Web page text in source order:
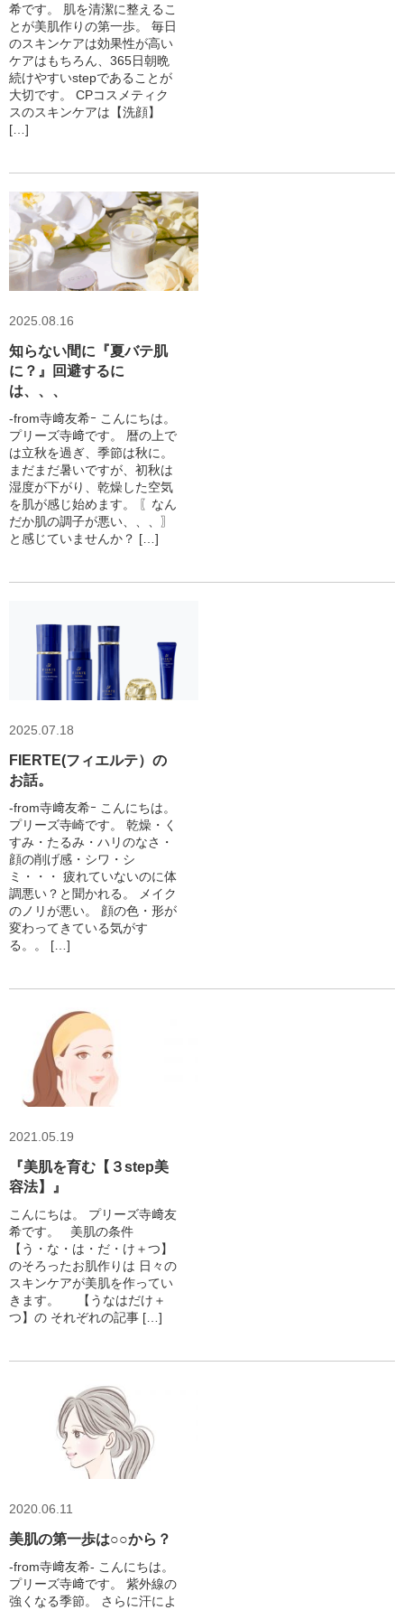
希です。 肌を清潔に整えるこ
とが美肌作りの第一歩。 毎日
のスキンケアは効果性が高い
ケアはもちろん、365日朝晩
続けやすいstepであることが
大切です。 CPコスメティク
スのスキンケアは【洗顔】
[…]
2025.08.16
知らない間に『夏バテ肌
に？』回避するに
は、、、
-from寺﨑友希ｰ こんにちは。
プリーズ寺﨑です。 暦の上で
は立秋を過ぎ、季節は秋に。
まだまだ暑いですが、初秋は
湿度が下がり、乾燥した空気
を肌が感じ始めます。 〖なん
だか肌の調子が悪い、、、〗
と感じていませんか？ […]
2025.07.18
FIERTE(フィエルテ）の
お話。
-from寺﨑友希ｰ こんにちは。
プリーズ寺崎です。 乾燥・く
すみ・たるみ・ハリのなさ・
顔の削げ感・シワ・シ
ミ・・・ 疲れていないのに体
調悪い？と聞かれる。 メイク
のノリが悪い。 顔の色・形が
変わってきている気がす
る。。 […]
2021.05.19
『美肌を育む【３step美
容法】』
こんにちは。 プリーズ寺﨑友
希です。 美肌の条件
【う・な・は・だ・け＋つ】
のそろったお肌作りは 日々の
スキンケアが美肌を作ってい
きます。 【うなはだけ＋
つ】の それぞれの記事 […]
2020.06.11
美肌の第一歩は○○から？
-from寺﨑友希‐ こんにちは。
プリーズ寺﨑です。 紫外線の
強くなる季節。 さらに汗によ